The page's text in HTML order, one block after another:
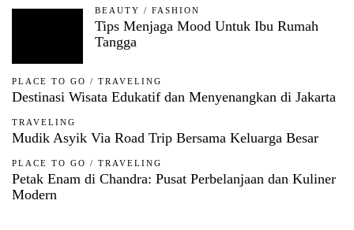
BEAUTY / FASHION
Tips Menjaga Mood Untuk Ibu Rumah
Tangga
PLACE TO GO / TRAVELING
Destinasi Wisata Edukatif dan Menyenangkan di Jakarta
TRAVELING
Mudik Asyik Via Road Trip Bersama Keluarga Besar
PLACE TO GO / TRAVELING
Petak Enam di Chandra: Pusat Perbelanjaan dan Kuliner
Modern